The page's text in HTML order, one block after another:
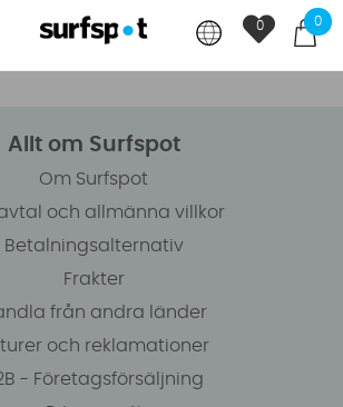
0
0
Allt om Surfspot
Om Surfspot
och allmänna villkor
Betalningsalternativ
Frakter
från andra länder
och reklamationer
- Företagsförsäljning